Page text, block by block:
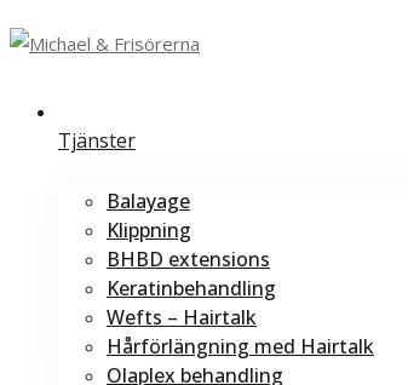
Tjänster
Balayage
Klippning
BHBD extensions
Keratinbehandling
Wefts – Hairtalk
Hårförlängning med Hairtalk
Olaplex behandling